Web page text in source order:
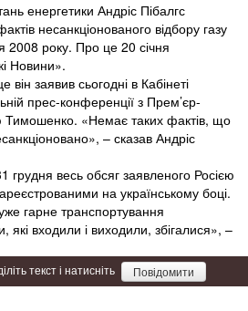
енергетики Андріс Пібалгс
несанкціонованого відбору газу
2008 року. Про це 20 січня
Новини».
заявив сьогодні в Кабінеті
прес-конференції з Прем’єр-
Тимошенко. «Немає таких фактів, що
– сказав Андріс
грудня весь обсяг заявленого Росією
на українському боці.
гарне транспортування
входили і виходили, збігалися», –
текст і натисніть Повідомити